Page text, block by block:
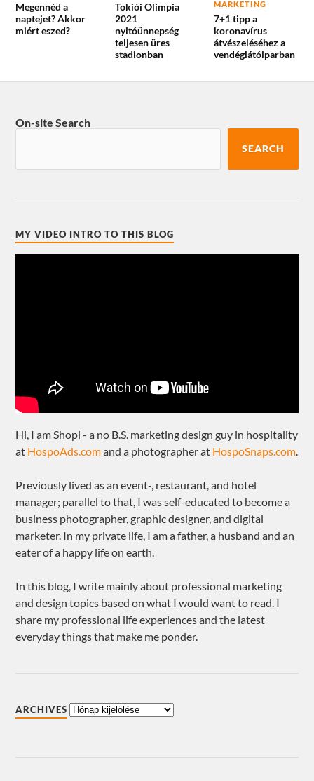
Megennéd a
naptejet? Akkor
miért eszed?
Tokiói Olimpia
2021
nyitóünnepség
teljesen üres
stadionban
MARKETING
7+1 tipp a
koronavírus
átvészeléséhez a
vendéglátóiparban
On-site Search
SEARCH
MY VIDEO INTRO TO THIS BLOG
Hi, I am Shopi - a no B.S. marketing design guy in hospitality
at HospoAds.comand a photographer at HospoSnaps.com
Previously lived as an event-, restaurant, and hotel
manager; parallel to that, I was self-educated to become a
business photographer, graphic designer, and digital
marketer. In my private life, I am a father, a husband and an
eater of a happy life on earth.
In this blog, I write mainly about professional marketing
and design topics based on what I would want to read. I
share my professional life experiences and the latest
everyday things that make me ponder.
ARCHIVES